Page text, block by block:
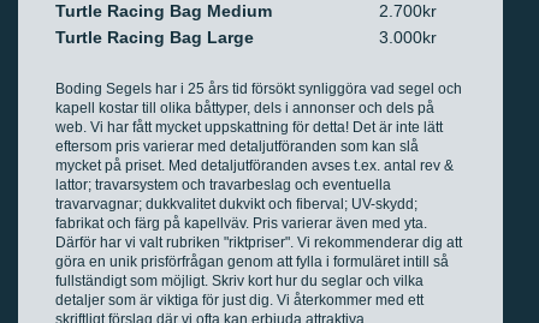
Turtle Racing Bag Medium
2.700kr
Turtle Racing Bag Large
3.000kr
Boding Segels har i 25 års tid försökt synliggöra vad segel och
kapell kostar till olika båttyper, dels i annonser och dels på
web. Vi har fått mycket uppskattning för detta! Det är inte lätt
eftersom pris varierar med detaljutföranden som kan slå
mycket på priset. Med detaljutföranden avses t.ex. antal rev &
lattor; travarsystem och travarbeslag och eventuella
travarvagnar; dukkvalitet dukvikt och fiberval; UV-skydd;
fabrikat och färg på kapellväv. Pris varierar även med yta.
Därför har vi valt rubriken "riktpriser". Vi rekommenderar dig att
göra en unik prisförfrågan genom att fylla i formuläret intill så
fullständigt som möjligt. Skriv kort hur du seglar och vilka
detaljer som är viktiga för just dig. Vi återkommer med ett
skriftligt förslag där vi ofta kan erbjuda attraktiva